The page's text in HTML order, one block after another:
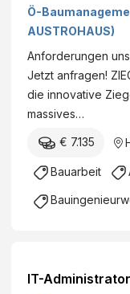
Ö-
AUSTROHAUS)
Anforderungen
Jetzt anfragen!
die innovative
massives…
€ 7.135
Bauarbeit
IT-